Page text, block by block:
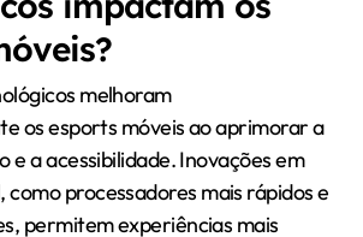
melhoram
os esports móveis ao aprimorar a
e a acessibilidade. Inovações em
processadores mais rápidos e
permitem experiências mais